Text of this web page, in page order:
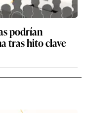
podrían
tras hito clave